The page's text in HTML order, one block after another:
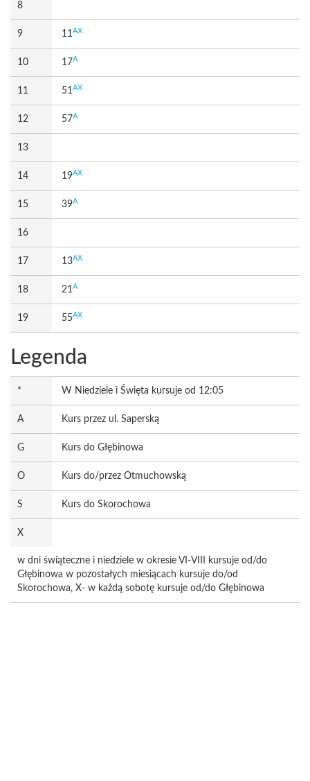
8
9 11AX
10 17A
11 51AX
12 57A
13
14 19AX
15 39A
16
17 13AX
18 21A
19 55AX
Legenda
* W Niedziele i Święta kursuje od 12:05
A Kurs przez ul. Saperską
G Kurs do Głębinowa
O Kurs do/przez Otmuchowską
S Kurs do Skorochowa
X
w dni świąteczne i niedziele w okresie VI-VIII kursuje od/do
Głębinowa w pozostałych miesiącach kursuje do/od
Skorochowa, X- w każdą sobotę kursuje od/do Głębinowa